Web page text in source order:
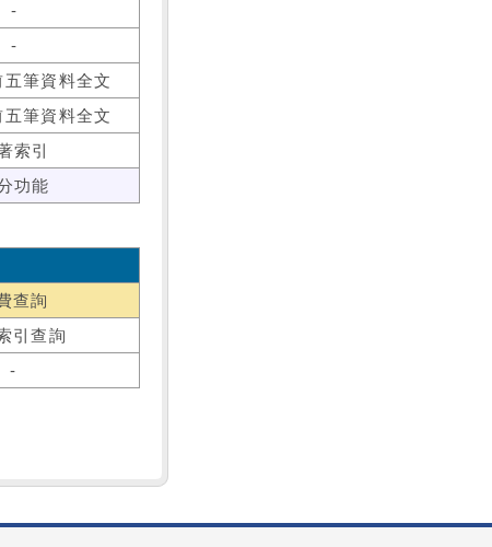
-
-
筆資料全文
筆資料全文
索引
功能
查詢
引查詢
-